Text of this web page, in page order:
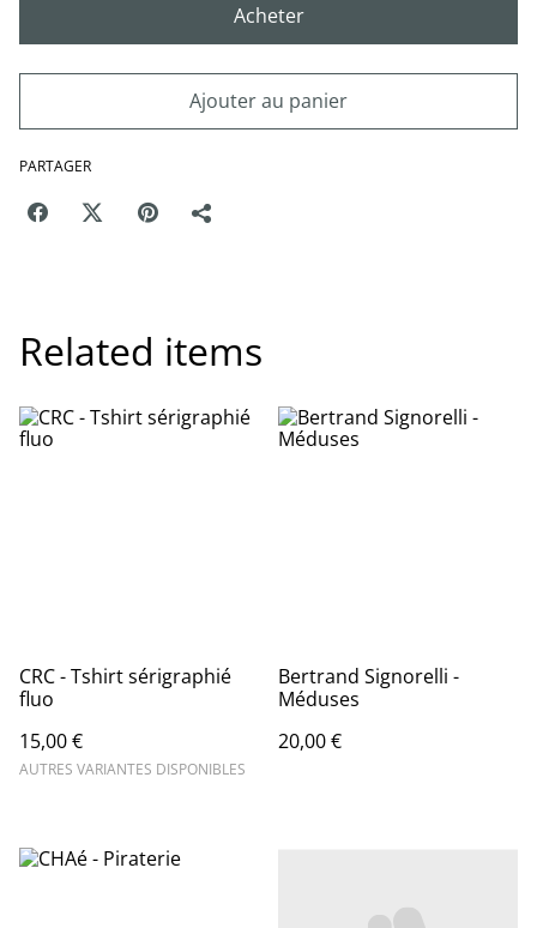
Acheter
Ajouter au panier
PARTAGER
Related items
CRC - Tshirt sérigraphié
fluo
15,00 €
AUTRES VARIANTES DISPONIBLES
Bertrand Signorelli -
Méduses
20,00 €